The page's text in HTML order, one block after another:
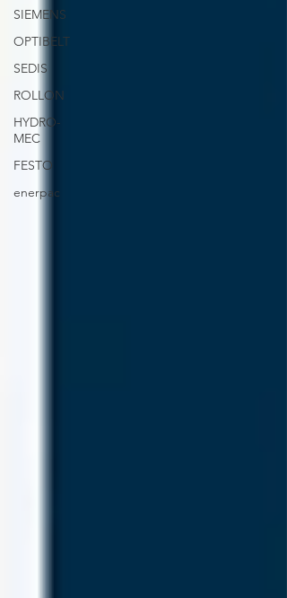
SIEMENS
OPTIBELT
SEDIS
ROLLON
HYDRO-
MEC
FESTO
enerpac